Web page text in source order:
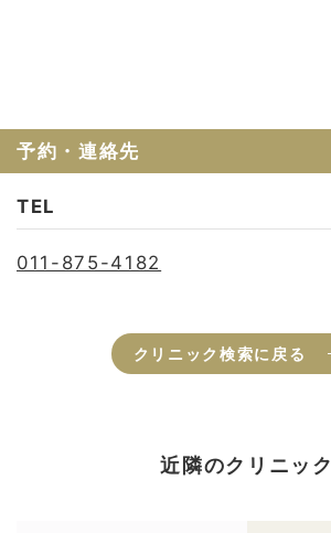
予約・連絡先
TEL
011-875-4182
クリニック検索に戻る
近隣のクリニック